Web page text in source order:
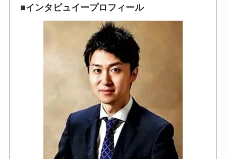
■インタビュイープロフィール